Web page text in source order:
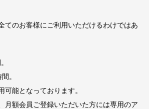
てのお客様にご利用いただけるわけではあ
。
可能となっております。
月額会員ご登録いただいた方には専用のア